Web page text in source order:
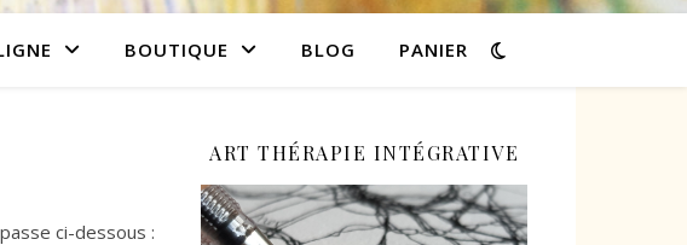
BOUTIQUE BLOG PANIER
ci-dessous :
ART THÉRAPIE INTÉGRATIVE